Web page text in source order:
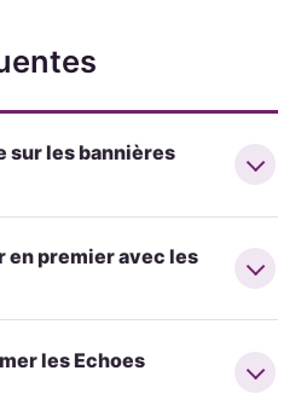
sur les bannières
en premier avec les
les Echoes